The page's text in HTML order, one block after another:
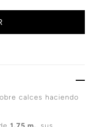
calces haciendo